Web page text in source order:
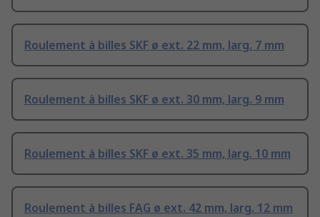
Roulement à billes SKF ø ext. 22 mm, larg. 7 mm
Roulement à billes SKF ø ext. 30 mm, larg. 9 mm
Roulement à billes SKF ø ext. 35 mm, larg. 10 mm
Roulement à billes FAG ø ext. 42 mm, larg. 12 mm